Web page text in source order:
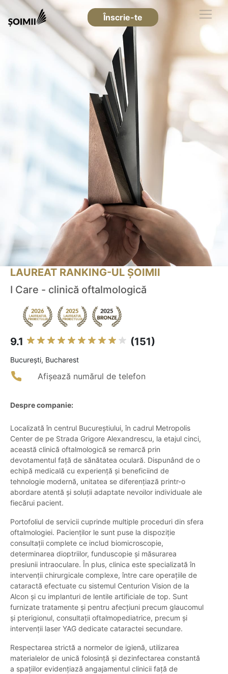
Înscrie-te
LAUREAT RANKING-UL ȘOIMII
I Care - clinică oftalmologică
9.1 (151)
Bucureşti, Bucharest
Afișează numărul de telefon
Despre companie:
Localizată în centrul Bucureștiului, în cadrul Metropolis
Center de pe Strada Grigore Alexandrescu, la etajul cinci,
această clinică oftalmologică se remarcă prin
devotamentul față de sănătatea oculară. Dispunând de o
echipă medicală cu experiență și beneficiind de
tehnologie modernă, unitatea se diferențiază printr-o
abordare atentă și soluții adaptate nevoilor individuale ale
fiecărui pacient.
Portofoliul de servicii cuprinde multiple proceduri din sfera
oftalmologiei. Pacienților le sunt puse la dispoziție
consultații complete ce includ biomicroscopie,
determinarea dioptriilor, funduscopie și măsurarea
presiunii intraoculare. În plus, clinica este specializată în
intervenții chirurgicale complexe, între care operațiile de
cataractă efectuate cu sistemul Centurion Vision de la
Alcon și cu implanturi de lentile artificiale de top. Sunt
furnizate tratamente și pentru afecțiuni precum glaucomul
și pterigionul, consultații oftalmopediatrice, precum și
intervenții laser YAG dedicate cataractei secundare.
Respectarea strictă a normelor de igienă, utilizarea
materialelor de unică folosință și dezinfectarea constantă
a spațiilor evidențiază angajamentul clinicii față de